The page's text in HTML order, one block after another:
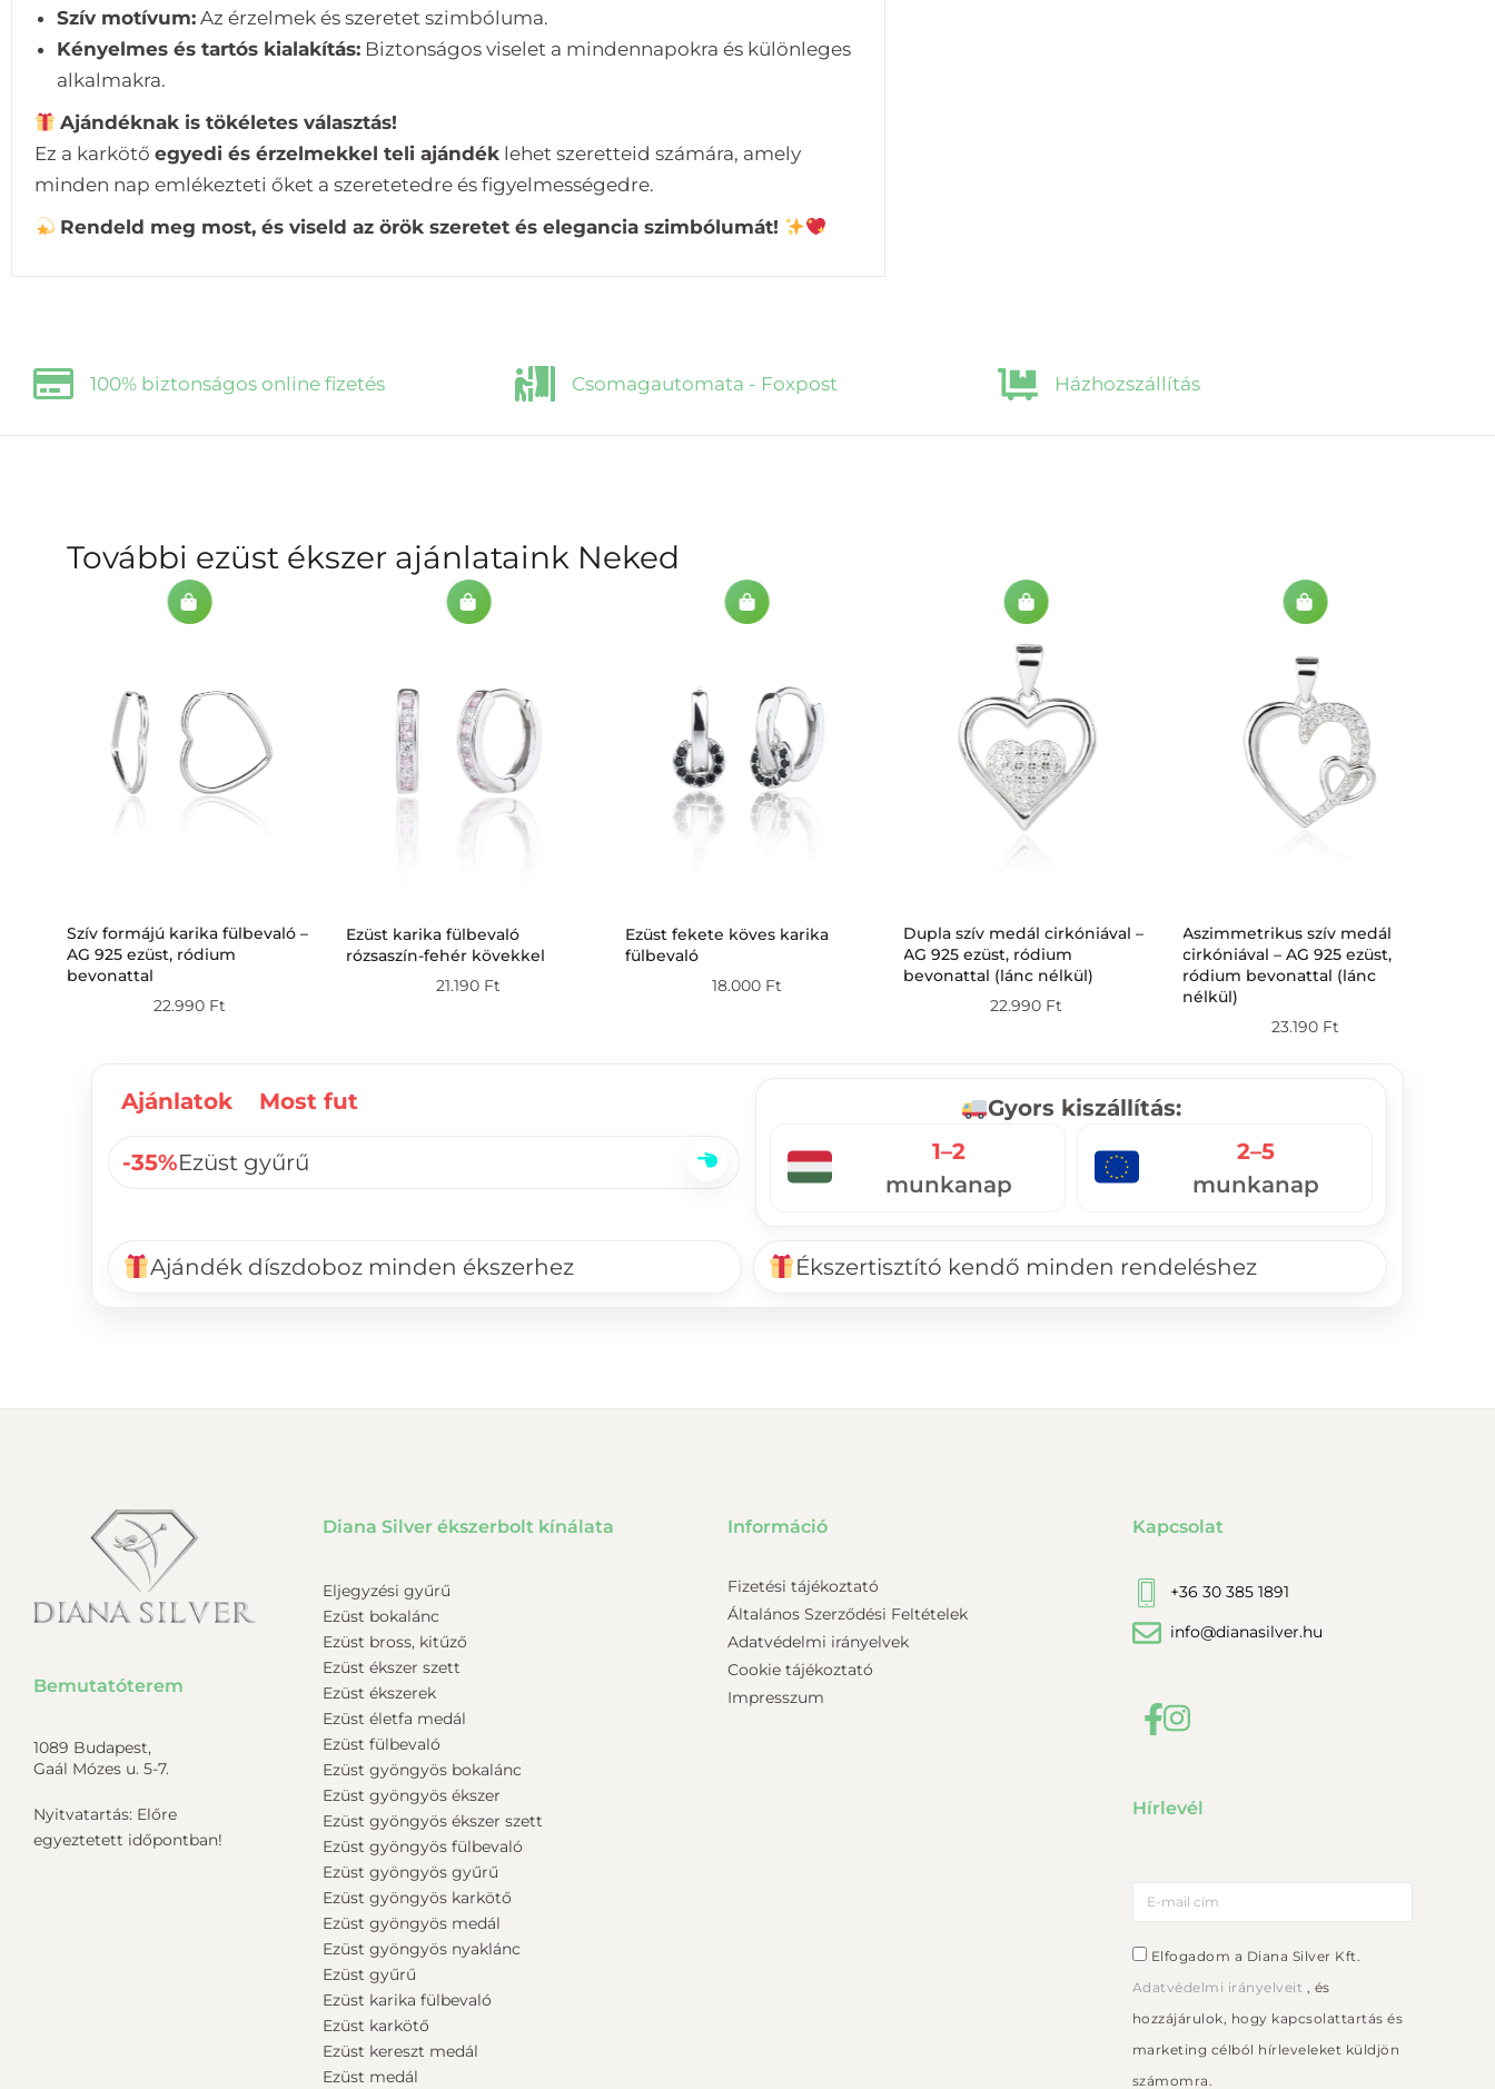
Szív motívum: Az érzelmek és szeretet szimbóluma.
Kényelmes és tartós kialakítás: Biztonságos viselet a mindennapokra és különleges
alkalmakra.
Ajándéknak is tökéletes választás!
Ez a karkötő egyedi és érzelmekkel teli ajándék lehet szeretteid számára, amely
minden nap emlékezteti őket a szeretetedre és figyelmességedre.
Rendeld meg most, és viseld az örök szeretet és elegancia szimbólumát!
100% biztonságos online fizetés Csomagautomata - Foxpost Házhozszállítás
További ezüst ékszer ajánlataink Neked
Szív formájú karika fülbevaló –
AG 925 ezüst, ródium
bevonattal
22.990 Ft
Ezüst karika fülbevaló
rózsaszín-fehér kövekkel
21.190 Ft
Ezüst fekete köves karika
fülbevaló
18.000 Ft
Dupla szív medál cirkóniával –
AG 925 ezüst, ródium
bevonattal (lánc nélkül)
22.990 Ft
Aszimmetrikus szív medál
cirkóniával – AG 925 ezüst,
ródium bevonattal (lánc
nélkül)
23.190 Ft
Ajánlatok Most fut
-35%Ezüst gyűrű
Gyors kiszállítás:
1–2
munkanap
2–5
munkanap
Ajándék díszdoboz minden ékszerhez Ékszertisztító kendő minden rendeléshez
Bemutatóterem
1089 Budapest,
Gaál Mózes u. 5-7.
Nyitvatartás: Előre
egyeztetett időpontban!
Diana Silver ékszerbolt kínálata
Eljegyzési gyűrű
Ezüst bokalánc
Ezüst bross, kitűző
Ezüst ékszer szett
Ezüst ékszerek
Ezüst életfa medál
Ezüst fülbevaló
Ezüst gyöngyös bokalánc
Ezüst gyöngyös ékszer
Ezüst gyöngyös ékszer szett
Ezüst gyöngyös fülbevaló
Ezüst gyöngyös gyűrű
Ezüst gyöngyös karkötő
Ezüst gyöngyös medál
Ezüst gyöngyös nyaklánc
Ezüst gyűrű
Ezüst karika fülbevaló
Ezüst karkötő
Ezüst kereszt medál
Ezüst medál
Információ
Fizetési tájékoztató
Általános Szerződési Feltételek
Adatvédelmi irányelvek
Cookie tájékoztató
Impresszum
Kapcsolat
+36 30 385 1891
info@dianasilver.hu
Hírlevél
Elfogadom a Diana Silver Kft.
Adatvédelmi irányelveit , és
hozzájárulok, hogy kapcsolattartás és
marketing célból hírleveleket küldjön
számomra.